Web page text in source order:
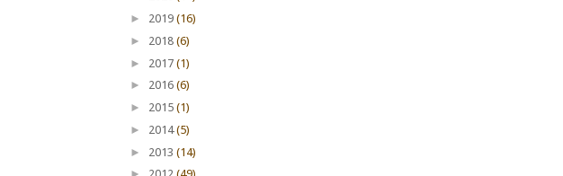
► 2019 (16)
► 2018 (6)
► 2017 (1)
► 2016 (6)
► 2015 (1)
► 2014 (5)
► 2013 (14)